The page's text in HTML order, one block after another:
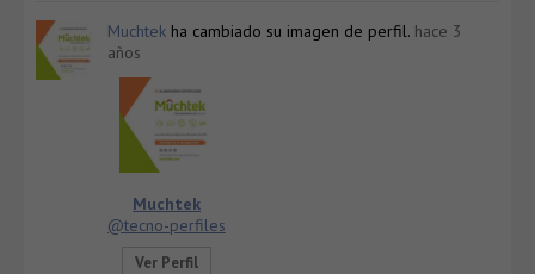
Muchtek ha cambiado su imagen de perfil. hace 3
años
Muchtek
@tecno-perfiles
Ver Perfil